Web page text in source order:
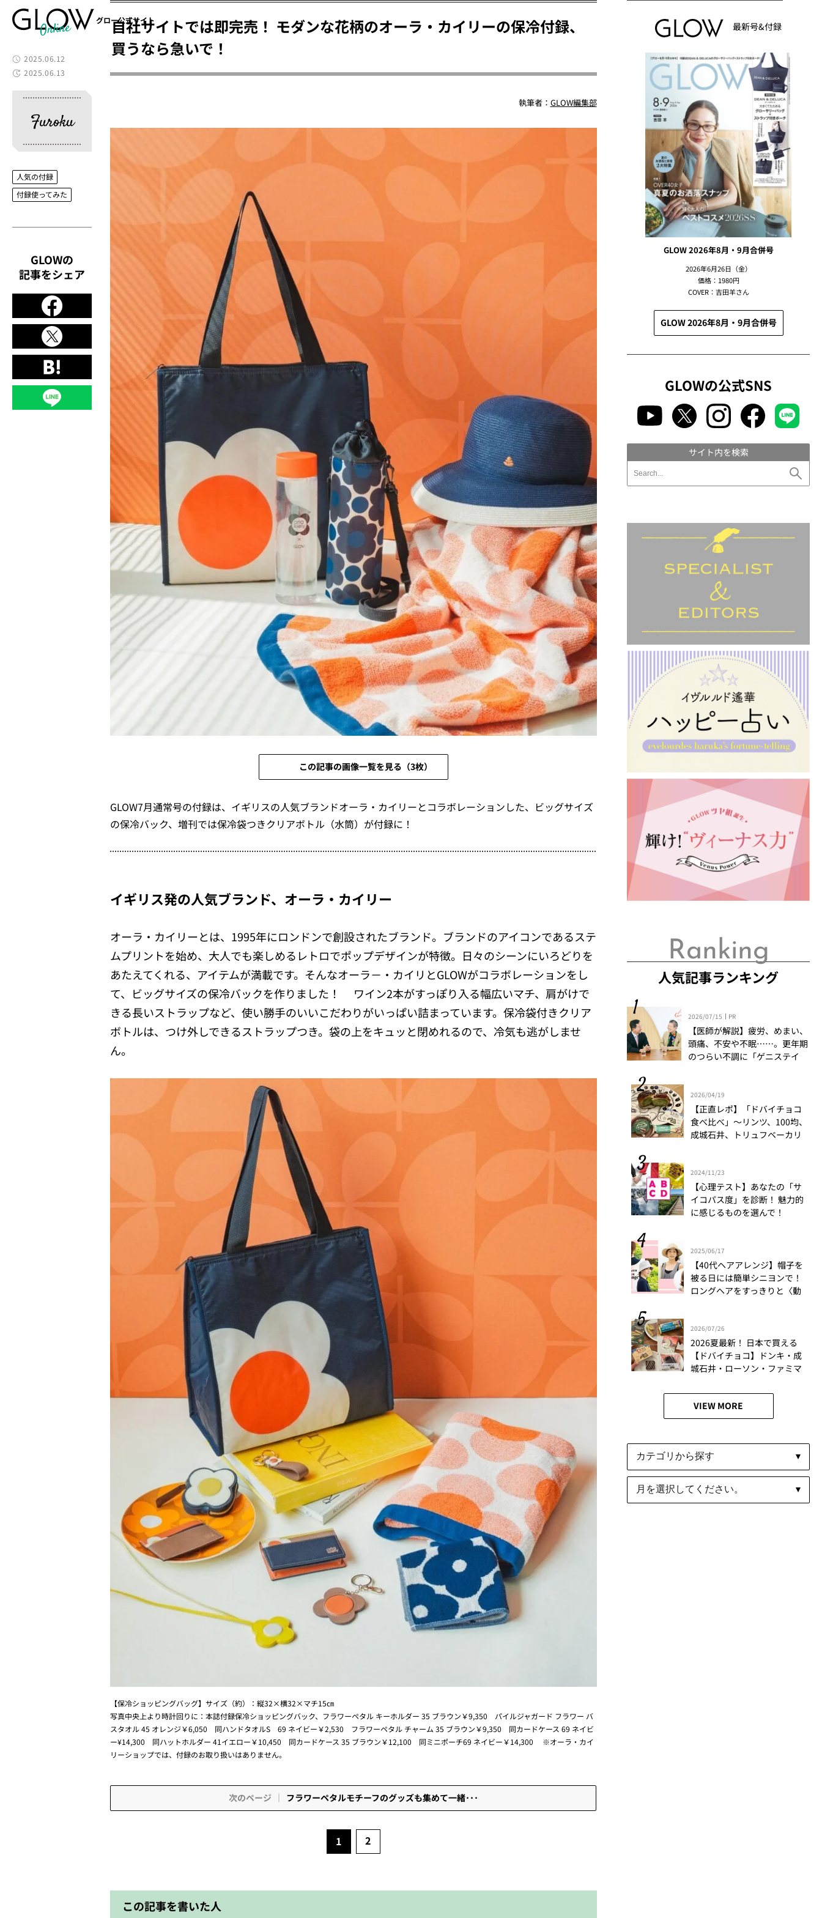
グロー公式サイト
2025.06.12
2025.06.13
Furoku
人気の付録
付録使ってみた
GLOWの
記事をシェア
自社サイトでは即完売！ モダンな花柄のオーラ・カイリーの保冷付録、
買うなら急いで！
執筆者： GLOW編集部
この記事の画像一覧を見る（3枚）
GLOW7月通常号の付録は、イギリスの人気ブランドオーラ・カイリーとコラボレーションした、ビッグサイズ
の保冷バック、増刊では保冷袋つきクリアボトル（水筒）が付録に！
イギリス発の人気ブランド、オーラ・カイリー
オーラ・カイリーとは、1995年にロンドンで創設されたブランド。ブランドのアイコンであるステ
ムプリントを始め、大人でも楽しめるレトロでポップデザインが特徴。日々のシーンにいろどりを
あたえてくれる、アイテムが満載です。そんなオーラ－・カイリとGLOWがコラボレーションをし
て、ビッグサイズの保冷バックを作りました！ ワイン2本がすっぽり入る幅広いマチ、肩がけで
きる長いストラップなど、使い勝手のいいこだわりがいっぱい詰まっています。保冷袋付きクリア
ボトルは、つけ外しできるストラップつき。袋の上をキュッと閉めれるので、冷気も逃がしませ
ん。
【保冷ショッピングバッグ】サイズ（約）：縦32×横32×マチ15㎝
写真中央上より時計回りに：本誌付録保冷ショッピングバック、フラワーペタル キーホルダー 35 ブラウン￥9,350 パイルジャガード フラワー バ
スタオル 45 オレンジ￥6,050 同ハンドタオルS 69 ネイビー￥2,530 フラワーペタル チャーム 35 ブラウン￥9,350 同カードケース 69 ネイビ
ー¥14,300 同ハットホルダー 41イエロー￥10,450 同カードケース 35 ブラウン￥12,100 同ミニポーチ69 ネイビー￥14,300 ※オーラ・カイ
リーショップでは、付録のお取り扱いはありません。
次のページ フラワーペタルモチーフのグッズも集めて一緒･･･
1 2
この記事を書いた人
最新号&付録
GLOW 2026年8月・9月合併号
2026年6月26日（金）
価格：1980円
COVER：吉田羊さん
GLOW 2026年8月・9月合併号
GLOWの公式SNS
サイト内を検索
Ranking
人気記事ランキング
2026/07/15 PR
【医師が解説】疲労、めまい、
頭痛、不安や不眠……。更年期
のつらい不調に「ゲニステイ
2026/04/19
【正直レポ】「ドバイチョコ
食べ比べ」～リンツ、100均、
成城石井、トリュフベーカリ
2024/11/23
【心理テスト】あなたの「サ
イコパス度」を診断！ 魅力的
に感じるものを選んで！
2025/06/17
【40代ヘアアレンジ】帽子を
被る日には簡単シニヨンで！
ロングヘアをすっきりと〈動
2026/07/26
2026夏最新！ 日本で買える
【ドバイチョコ】ドンキ・成
城石井・ローソン・ファミマ
VIEW MORE